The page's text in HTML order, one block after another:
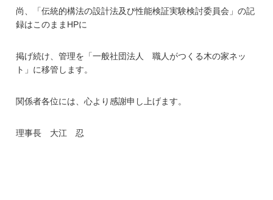
尚、「伝統的構法の設計法及び性能検証実験検討委員会」の記
録はこのままHPに
掲げ続け、管理を「一般社団法人 職人がつくる木の家ネッ
ト」に移管します。
関係者各位には、心より感謝申し上げます。
理事長 大江 忍